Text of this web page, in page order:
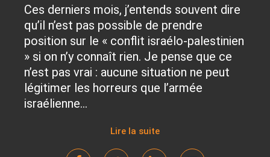
Ces derniers mois, j’entends souvent dire
qu’il n’est pas possible de prendre
position sur le « conflit israélo-palestinien
» si on n’y connaît rien. Je pense que ce
n’est pas vrai : aucune situation ne peut
légitimer les horreurs que l’armée
israélienne...
Lire la suite